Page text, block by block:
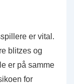
er vital.
blitzes og
er på samme
for